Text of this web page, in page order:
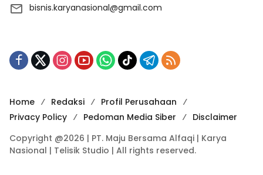
bisnis.karyanasional@gmail.com
Home Redaksi
Profil Perusahaan
Privacy Policy
Pedoman Media Siber
Disclaimer
Copyright @2026 | PT. Maju Bersama Alfaqi | Karya
Nasional | Telisik Studio | All rights reserved.